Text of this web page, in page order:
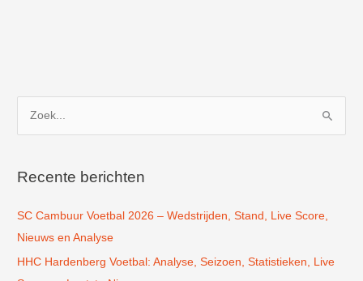
het
Nederlandse
voetbal
k
a
a
r
Recente berichten
SC Cambuur Voetbal 2026 – Wedstrijden, Stand, Live Score,
Nieuws en Analyse
HHC Hardenberg Voetbal: Analyse, Seizoen, Statistieken, Live